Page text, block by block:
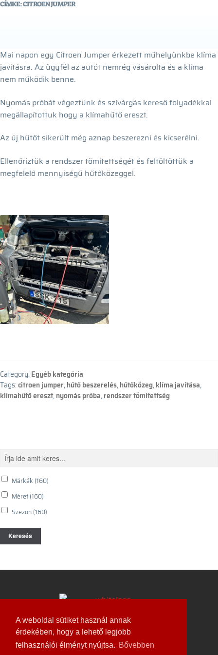
A weboldal sütiket használ annak
érdekében, hogy a lehető legjobb
felhasználói élményt nyújtsa. Bővebben
CÍMKE:CITROEN JUMPER
Mai napon egy Citroen Jumper érkezett műhelyünkbe klíma
javításra. Az ügyfél az autót nemrég vásárolta és a klíma
nem működik benne.
Nyomás próbát végeztünk és szívárgás kereső folyadékkal
megállapítottuk hogy a klímahűtő ereszt.
Az új hűtőt sikerült még aznap beszerezni és kicserélni.
Ellenőriztük a rendszer tömítettségét és feltöltöttük a
megfelelő mennyiségű hűtőközeggel.
Category:Egyéb kategória
Tags:citroen jumper,hűtő beszerelés,hűtőközeg,klíma javítása,
klímahűtő ereszt,nyomás próba,rendszer tömítettség
Márkák (160)
Méret (160)
Szezon (160)
Keresés
Weboldal készítés és karbantartás